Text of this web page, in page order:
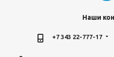
Наши
+7 343 22-777-17